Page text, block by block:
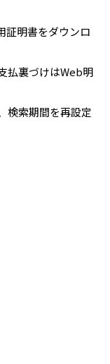
証明書をダウンロ
払裏づけはWeb明
検索期間を再設定